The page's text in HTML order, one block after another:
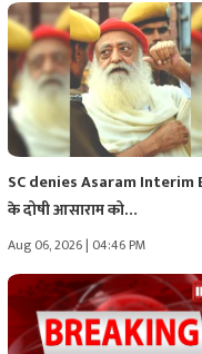
SC denies Asaram Interim
के दोषी आसाराम को…
Aug 06, 2026 | 04:46 PM